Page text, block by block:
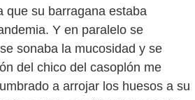
que su barragana estaba
Y en paralelo se
sonaba la mucosidad y se
del chico del casoplón me
a arrojar los huesos a su